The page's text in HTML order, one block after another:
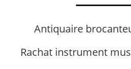
Antiquaire
Rachat instrument